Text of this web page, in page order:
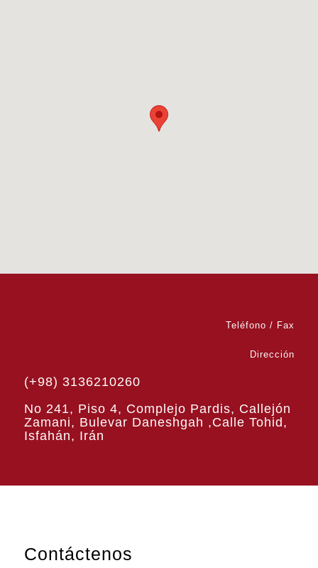
Teléfono / Fax
Dirección
(+98) 3136210260
No 241, Piso 4, Complejo Pardis, Callejón
Zamani, Bulevar Daneshgah ,Calle Tohid,
Isfahán, Irán
Contáctenos